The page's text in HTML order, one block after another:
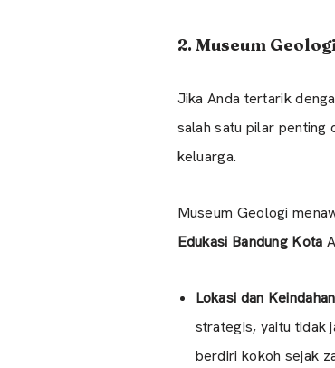
2. Museum
Jika Anda tertarik
salah satu pilar penting
keluarga.
Museum Geologi
Edukasi Bandung Kota
Lokasi dan
strategis, yaitu tidak
berdiri kokoh sejak